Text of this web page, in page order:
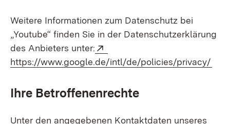
Weitere Informationen zum Datenschutz bei
„Youtube“ finden Sie in der Datenschutzerklärung
des Anbieters unter:
https://www.google.de/intl/de/policies/privacy/
Ihre Betroffenenrechte
Unter den angegebenen Kontaktdaten unseres